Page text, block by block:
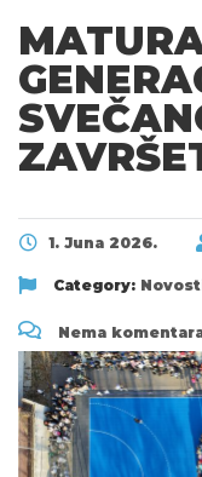
1. Juna 2026.
Category:
Nema